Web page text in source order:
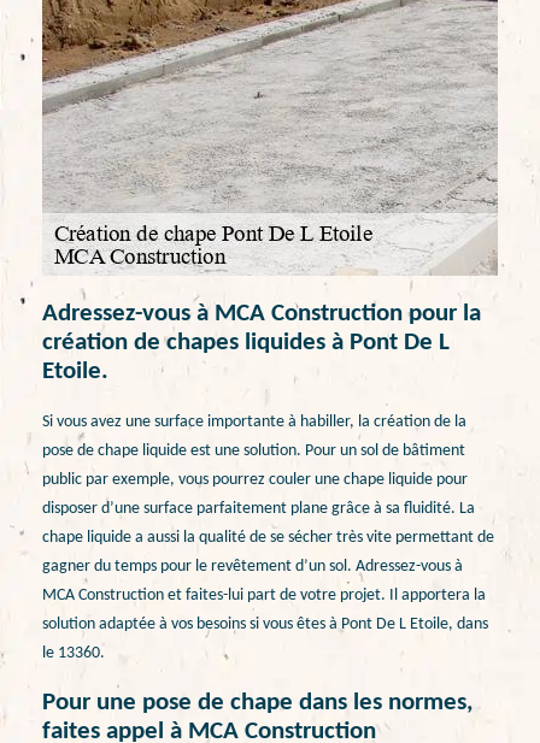
Adressez-vous à MCA Construction pour la
création de chapes liquides à Pont De L
Etoile.
Si vous avez une surface importante à habiller, la création de la
pose de chape liquide est une solution. Pour un sol de bâtiment
public par exemple, vous pourrez couler une chape liquide pour
disposer d’une surface parfaitement plane grâce à sa fluidité. La
chape liquide a aussi la qualité de se sécher très vite permettant de
gagner du temps pour le revêtement d’un sol. Adressez-vous à
MCA Construction et faites-lui part de votre projet. Il apportera la
solution adaptée à vos besoins si vous êtes à Pont De L Etoile, dans
le 13360.
Pour une pose de chape dans les normes,
faites appel à MCA Construction